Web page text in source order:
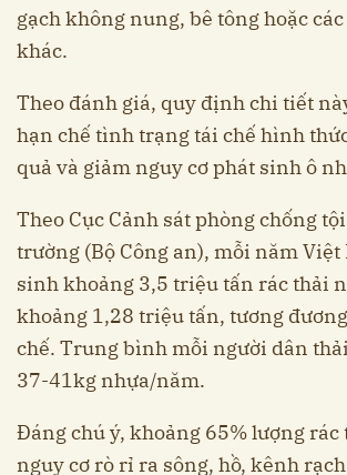
gạch không nung, bê tông hoặc
khác.
Theo đánh giá, quy định chi tiết
hạn chế tình trạng tái chế hình
quả và giảm nguy cơ phát sinh ô
Theo Cục Cảnh sát phòng chống
trường (Bộ Công an), mỗi năm Việt
sinh khoảng 3,5 triệu tấn rác thải
khoảng 1,28 triệu tấn, tương
chế. Trung bình mỗi người dân
37-41kg nhựa/năm.
Đáng chú ý, khoảng 65% lượng rác
nguy cơ rò rỉ ra sông, hồ, kênh